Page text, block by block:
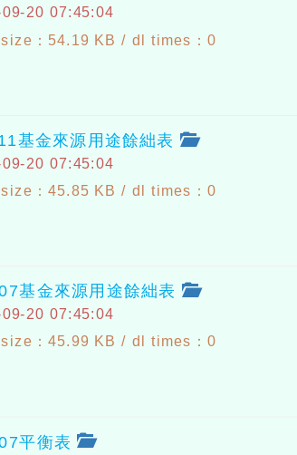
20 07:45:04
：54.19 KB / dl times：0
基金來源用途餘絀表
20 07:45:04
：45.85 KB / dl times：0
基金來源用途餘絀表
20 07:45:04
：45.99 KB / dl times：0
平衡表